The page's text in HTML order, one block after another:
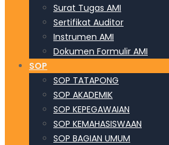
Surat Tugas AMI
Sertifikat Auditor
Instrumen AMI
Dokumen Formulir AMI
SOP
SOP TATAPONG
SOP AKADEMIK
SOP KEPEGAWAIAN
SOP KEMAHASISWAAN
SOP BAGIAN UMUM